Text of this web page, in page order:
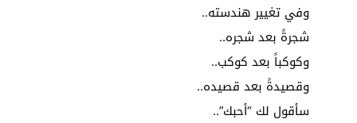
وفي تغيير هندسته..
شجرةً بعد شجره..
وكوكباً بعد كوكب..
وقصيدةً بعد قصيده..
سأقول لك “أحبك”..